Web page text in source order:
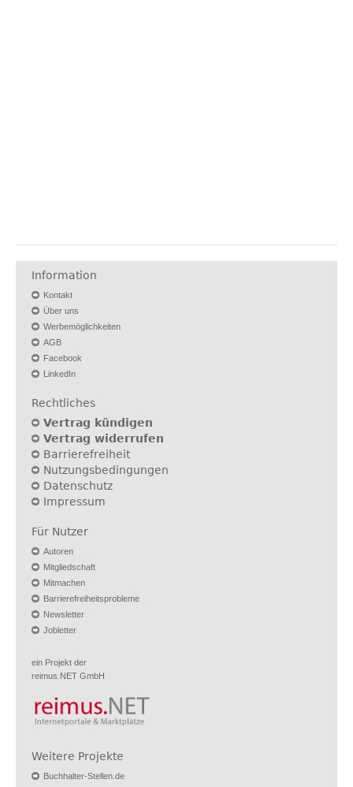
Information
Kontakt
Über uns
Werbemöglichkeiten
AGB
Facebook
LinkedIn
Rechtliches
Vertrag kündigen
Vertrag widerrufen
Barrierefreiheit
Nutzungsbedingungen
Datenschutz
Impressum
Für Nutzer
Autoren
Mitgliedschaft
Mitmachen
Barrierefreiheitsprobleme
Newsletter
Jobletter
ein Projekt der
reimus.NET GmbH
Weitere Projekte
Buchhalter-Stellen.de